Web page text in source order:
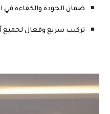
ضمان الجودة والكفاءة في
تركيب سريع وفعال لجميع